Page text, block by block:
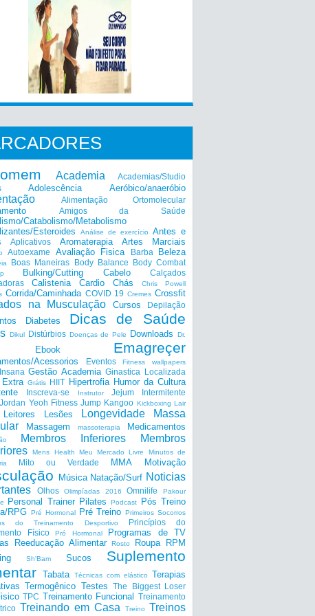
Academia
Academias/Studio
Adolescência Aeróbico/anaeróbio
Alimentação Ortomolecular
Amigos da Saúde
Catabolismo/Metabolismo
Esteroides
Análise de exercício
Antes e
Aplicativos Aromaterapia Artes Marciais
Autoexame Avaliação Fisica Barba Beleza
Boas Maneiras Body Balance Body Combat
Bulking/Cutting Cabelo
Calçados
Calistenia Cardio Chás
Chris Powell
Corrida/Caminhada COVID 19 Cremes Crossfit
na Musculação Cursos Depilação
Diabetes Dicas de Saúde
Dikul Distúrbios Doenças de Pele Downloads Dr.
Ebook Emagreçer
Acessorios Eventos Fitness wallpapers
Gestão Academia Ginastica Localizada
Extra Grátis HIIT Hipertrofia Humor da Cultura
Inscreva-se Instrutor
Jejum Intermitente
Jordan Yeoh Fitness Jump Kangoo Kickboxing Lair
Leitores Lesões Longevidade
Massa
Massagem massoterapia Medicamentos
Membros Inferiores
Membros
Mens Health Meu Mercado Livre
Minutos de
Mito ou Verdade MMA Motivação
Música Natação/Surf Noticias
Olhos Olimpíadas 2016 Omnilife
Pakour
Personal Trainer Pilates Podcast
Pós Treino
RPG Pré Hormonal Pré Treino Primeiros Socorros
do Treinamento Desportivo
Princípios do
Físico
Pró Hormonal
Programas de TV
Reeducação Alimentar Rosto Roupa
RPM
Sh'Bam Sucos
Suplemento
Tabata Técnicas com elástico
Terapias
Termogênico Testes The Biggest Loser
TPC Treinamento Funcional
Treinamento
Treinando em Casa Treino Treinos